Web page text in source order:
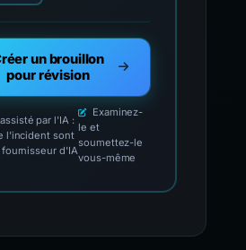
un brouillon
pour révision
par l'IA :
l'incident sont
d'IA
Examinez-
le et
soumettez-le
vous-même